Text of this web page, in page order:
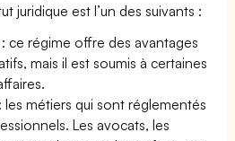
juridique est l’un des suivants :
ce régime offre des avantages
mais il est soumis à certaines
les métiers qui sont réglementés
Les avocats, les